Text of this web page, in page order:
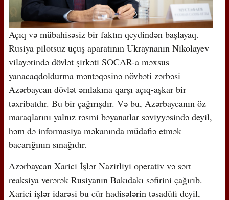
Açıq və mübahisəsiz bir faktın qeydindən başlayaq.
Rusiya pilotsuz uçuş aparatının Ukraynanın Nikolayev
vilayətində dövlət şirkəti SOCAR-a məxsus
yanacaqdoldurma məntəqəsinə növbəti zərbəsi
Azərbaycan dövlət əmlakına qarşı açıq-aşkar bir
təxribatdır. Bu bir çağırışdır. Və bu, Azərbaycanın öz
maraqlarını yalnız rəsmi bəyanatlar səviyyəsində deyil,
həm də informasiya məkanında müdafiə etmək
bacarığının sınağıdır.
Azərbaycan Xarici İşlər Nazirliyi operativ və sərt
reaksiya verərək Rusiyanın Bakıdakı səfirini çağırıb.
Xarici işlər idarəsi bu cür hadisələrin təsadüfi deyil,